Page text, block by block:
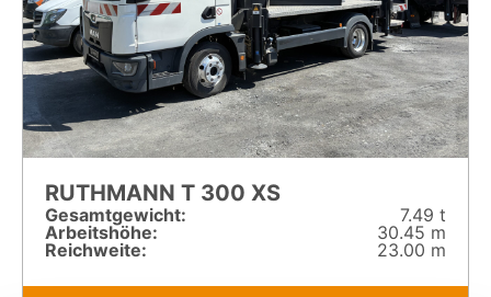
RUTHMANN T 300 XS
Gesamt­gewicht:
7.49 t
Arbeitshöhe:
30.45 m
Reichweite:
23.00 m